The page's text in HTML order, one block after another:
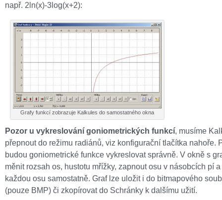
např. 2ln(x)-3log(x+2):
Grafy funkcí zobrazuje Kalkules do samostatného okna
Pozor u vykreslování goniometrických funkcí, musíme
přepnout do režimu radiánů, viz konfigurační tlačítka nahoře.
budou goniometrické funkce vykreslovat správně. V okně s
měnit rozsah os, hustotu mřížky, zapnout osu v násobcích pí
každou osu samostatně. Graf lze uložit i do bitmapového
(pouze BMP) či zkopírovat do Schránky k dalšímu užití.